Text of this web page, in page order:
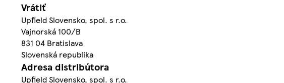
Vrátiť
Upfield Slovensko, spol. s r.o.
Vajnorská 100/B
831 04 Bratislava
Slovenská republika
Adresa distribútora
Upfield Slovensko, spol. s r.o.